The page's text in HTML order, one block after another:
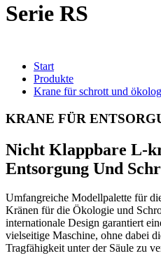
Serie RS
Start
Produkte
Krane für schrott und
KRANE FÜR
Nicht Klappbare L-
Entsorgung Und
Umfangreiche Modellpalette für
Kränen für die Ökologie und
internationale Design garantiert
vielseitige Maschine, ohne dabei
Tragfähigkeit unter der Säule zu